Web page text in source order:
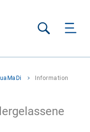
Suche
Information